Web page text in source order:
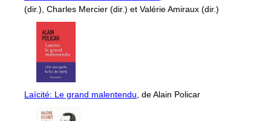
(dir.), Charles Mercier (dir.) et Valérie Amiraux (dir.)
Laïcité: Le grand malentendu , de Alain Policar